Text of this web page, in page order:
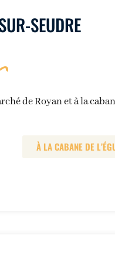
SEUDRE
deRoyanet à la
À LA CABANE DE